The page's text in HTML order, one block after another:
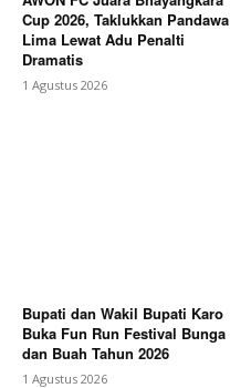
Cup 2026, Taklukkan Pandawa
Lima Lewat Adu Penalti
Dramatis
1 Agustus 2026
Bupati dan Wakil Bupati Karo
Buka Fun Run Festival Bunga
dan Buah Tahun 2026
1 Agustus 2026